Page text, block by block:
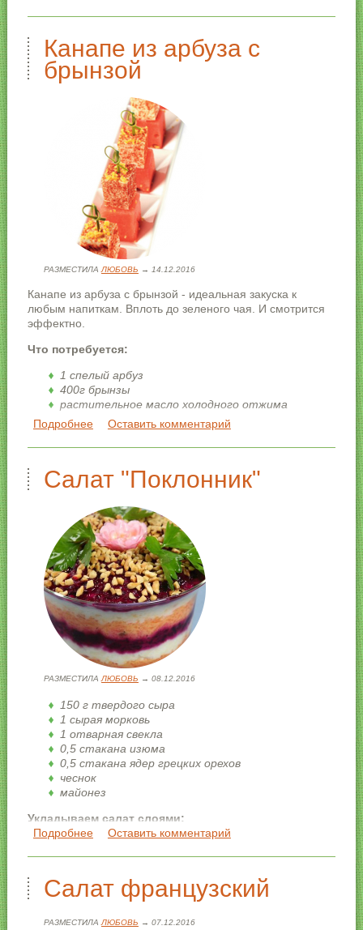
Канапе из арбуза с
брынзой
РАЗМЕСТИЛА ЛЮБОВЬ → 14.12.2016
Канапе из арбуза с брынзой - идеальная закуска к
любым напиткам. Вплоть до зеленого чая. И смотрится
эффектно.
Что потребуется:
1 спелый арбуз
400г брынзы
растительное масло холодного отжима
Цедра и сок половинки лимона
Приправа чили
Подробнеео Канапе из арбуза с брынзой
Оставить комментарий
Салат "Поклонник"
РАЗМЕСТИЛА ЛЮБОВЬ → 08.12.2016
150 г твердого сыра
1 сырая морковь
1 отварная свекла
0,5 стакана изюма
0,5 стакана ядер грецких орехов
чеснок
майонез
Укладываем салат слоями:
изюмом;
2-й слой — сыр, натертый на терке и смешанный с
чесноком;
Подробнеео Салат "Поклонник"
Оставить комментарий
Салат французский
РАЗМЕСТИЛА ЛЮБОВЬ → 07.12.2016